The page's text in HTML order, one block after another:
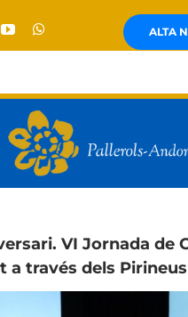
ALTA
VI Jornada de
a través dels Pirineus